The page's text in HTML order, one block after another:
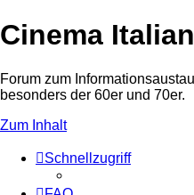
Cinema
Forum zum
besonders der 60er und 70er.
Zum Inhalt
Schnellzugriff